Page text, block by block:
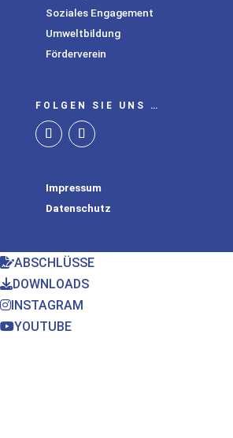
Soziales Engagement
Umweltbildung
Förderverein
FOLGEN SIE UNS …
Impressum
Datenschutz
ABSCHLÜSSE
DOWNLOADS
INSTAGRAM
YOUTUBE